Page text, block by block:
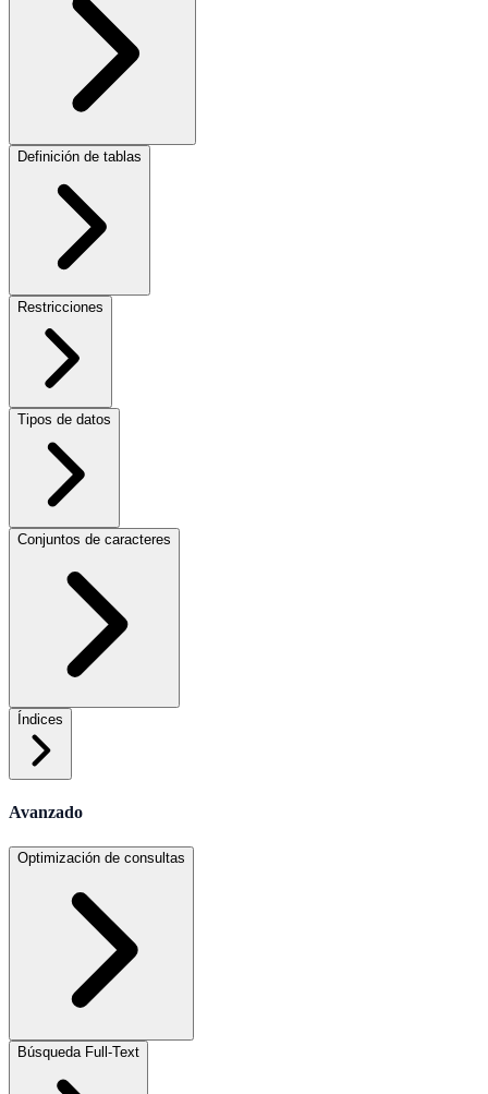
Definición de tablas
Restricciones
Tipos de datos
Conjuntos de caracteres
Índices
Avanzado
Optimización de consultas
Búsqueda Full-Text